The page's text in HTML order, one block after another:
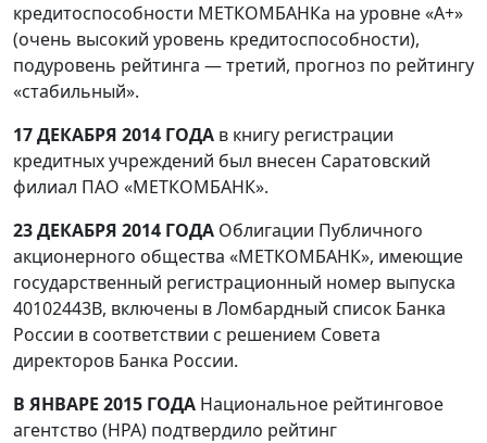
кредитоспособности МЕТКОМБАНКа на уровне «A+»
(очень высокий уровень кредитоспособности),
подуровень рейтинга — третий, прогноз по рейтингу
«стабильный».
17 ДЕКАБРЯ 2014 ГОДА в книгу регистрации
кредитных учреждений был внесен Саратовский
филиал ПАО «МЕТКОМБАНК».
23 ДЕКАБРЯ 2014 ГОДА Облигации Публичного
акционерного общества «МЕТКОМБАНК», имеющие
государственный регистрационный номер выпуска
40102443B, включены в Ломбардный список Банка
России в соответствии с решением Совета
директоров Банка России.
В ЯНВАРЕ 2015 ГОДА Национальное рейтинговое
агентство (НРА) подтвердило рейтинг